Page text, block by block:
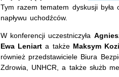
Tym razem tematem dyskusji
napływu uchodźców.
W konferencji uczestniczyła
Ewa Leniarta także Maksym
również przedstawiciele Biura
Zdrowia, UNHCR, a także służb